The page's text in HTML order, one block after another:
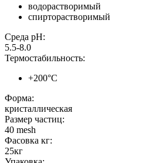
водорастворимый
спирторастворимый
Среда pH:
5.5-8.0
Термостабильность:
+200°С
Форма:
кристаллическая
Размер частиц:
40 mesh
Фасовка кг:
25кг